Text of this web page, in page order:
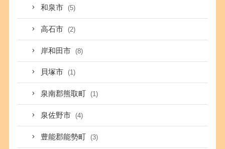
和泉市 (5)
高石市 (2)
岸和田市 (8)
貝塚市 (1)
泉南郡熊取町 (1)
泉佐野市 (4)
豊能郡能勢町 (3)